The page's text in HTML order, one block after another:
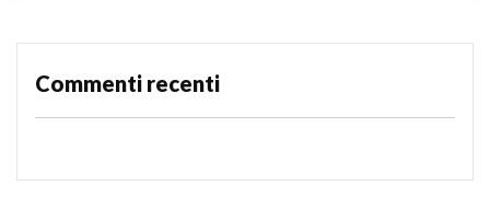
Commenti recenti